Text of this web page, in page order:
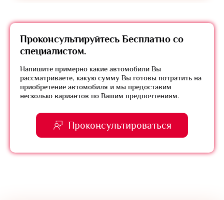
Проконсультируйтесь Бесплатно со
специалистом.
Напишите примерно какие автомобили Вы
рассматриваете, какую сумму Вы готовы потратить на
приобретение автомобиля и мы предоставим
несколько вариантов по Вашим предпочтениям.
Проконсультироваться